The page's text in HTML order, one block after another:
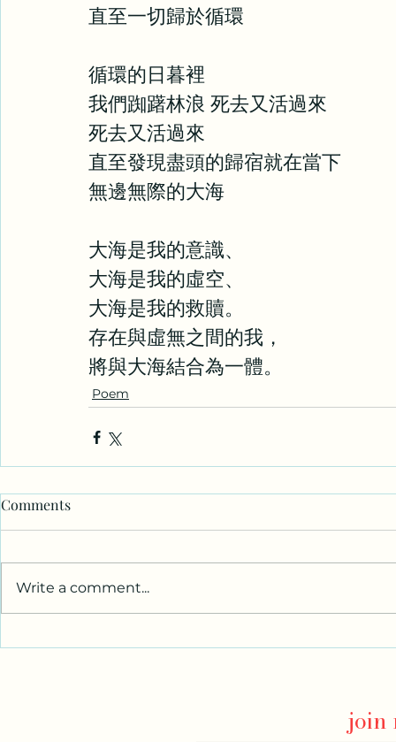
直至一切歸於循環
循環的日暮裡
我們踟躇林浪 死去又活過來
死去又活過來
直至發現盡頭的歸宿就在當下
無邊無際的大海
大海是我的意識、
大海是我的虛空、
大海是我的救贖。
存在與虛無之間的我，
將與大海結合為一體。
Poem
Comments
Write a comment...
join